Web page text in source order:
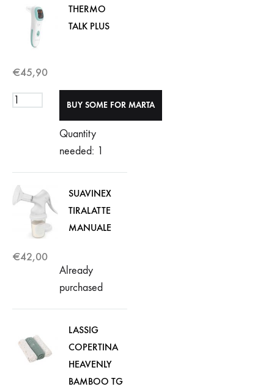
THERMO
TALK PLUS
€45,90
Quantity
needed: 1
SUAVINEX
TIRALATTE
MANUALE
€42,00
Already
purchased
LASSIG
COPERTINA
HEAVENLY
BAMBOO TG